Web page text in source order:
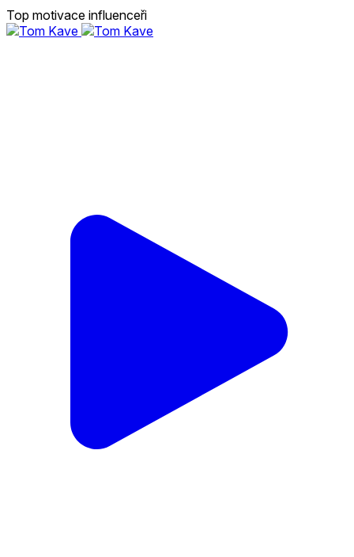
Top motivace influenceři